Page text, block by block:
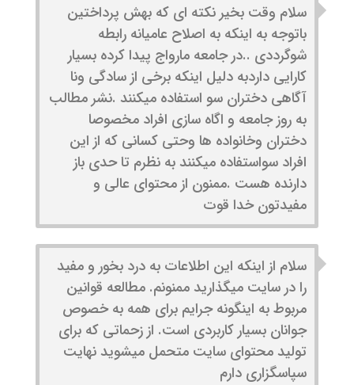
سلام وقت بخیر نکته ای که بهش پرداختین
باتوجه به اینکه به اصلاح عامیانه رابطه
شوگرددی ..در جامعه مارواج پیدا کرده بسیار
کارایی داردبه دلیل اینکه برخی از سادگی ونا
آگاهی دختران سو استفاده میکنند .نشر مطالب
به روز جامعه و اگاه سازی افراد مخصوصا
دختران وخانواده ها وحتی کسانی که از این
افراد سواستفاده میکنند به نظرم تا حدی باز
دارنده هست .ممنون از محتوای عالی و
مفیدتون خدا قوت
سلام از اینکه این اطلاعات به درد بخور و مفید
را در سایت میگذارید ممنونم. مطالعه قوانین
مربوط به اینگونه جرایم برای همه به خصوص
جوانان بسیار کاربردی است. از زحماتی که برای
تولید محتوای سایت متحمل میشوید نهایت
سپاسگزاری دارم